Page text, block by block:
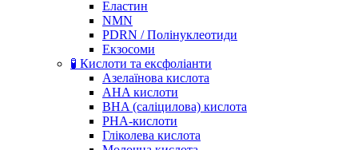
Еластин
NMN
PDRN / Полінуклеотиди
Екзосоми
🧪 Кислоти та ексфоліанти
Азелаїнова кислота
AHA кислоти
BHA (саліцилова) кислота
PHA-кислоти
Гліколева кислота